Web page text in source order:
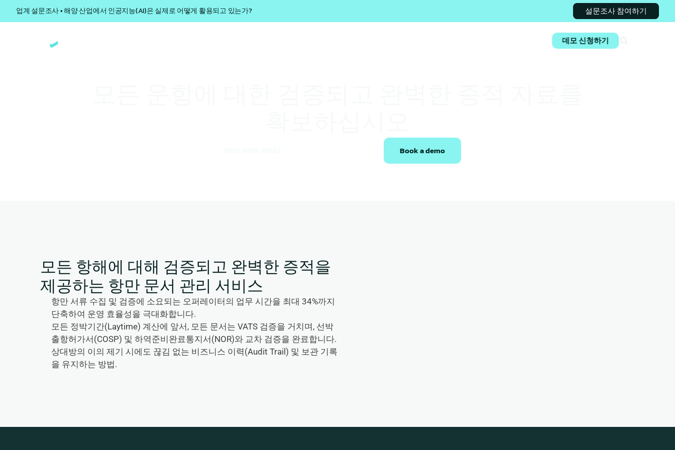
업계 설문조사 • 해양 산업에서 인공지능(AI)은 실제로 어떻게 활용되고 있는가? 설문조사 참여하기
Book a demo
모든 항해에 대해 검증되고 완벽한 증적을
제공하는 항만 문서 관리 서비스
항만 서류 수집 및 검증에 소요되는 오퍼레이터의 업무 시간을 최대 34%까지
단축하여 운영 효율성을 극대화합니다.
모든 정박기간(Laytime) 계산에 앞서, 모든 문서는 VATS 검증을 거치며, 선박
출항허가서(COSP) 및 하역준비완료통지서(NOR)와 교차 검증을 완료합니다.
상대방의 이의 제기 시에도 끊김 없는 비즈니스 이력(Audit Trail) 및 보관 기록
을 유지하는 방법.
데모 신청하기